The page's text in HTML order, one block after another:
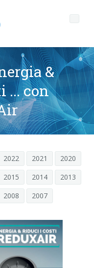
E TAPPATURA
&
... con
2022 2021
2020
2015 2014
2013
2008 2007